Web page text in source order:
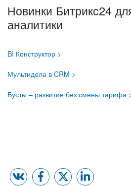
Новинки Битрикс24
аналитики
BI Конструктор >
Мультидела в CRM >
Бусты – развитие без смены тарифа